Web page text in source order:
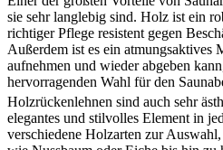
sie sehr langlebig sind. Holz ist ein
richtiger Pflege resistent gegen
Außerdem ist es ein atmungsaktives
aufnehmen und wieder abgeben
hervorragenden Wahl für den
Holzrückenlehnen sind auch sehr
elegantes und stilvolles Element in
verschiedene Holzarten zur